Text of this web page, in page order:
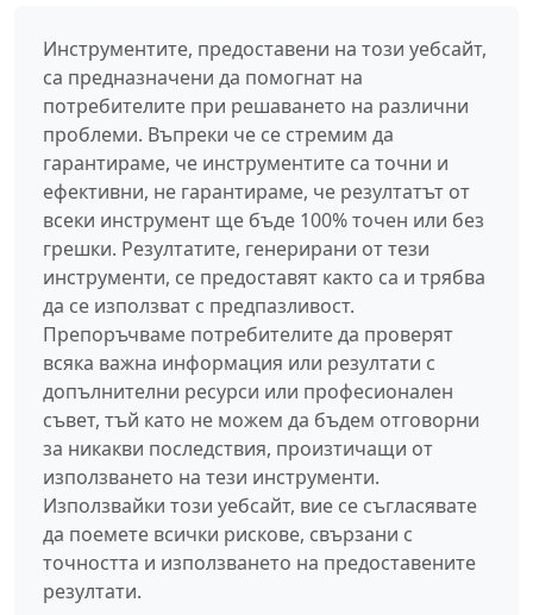
Инструментите, предоставени на този уебсайт,
са предназначени да помогнат на
потребителите при решаването на различни
проблеми. Въпреки че се стремим да
гарантираме, че инструментите са точни и
ефективни, не гарантираме, че резултатът от
всеки инструмент ще бъде 100% точен или без
грешки. Резултатите, генерирани от тези
инструменти, се предоставят както са и трябва
да се използват с предпазливост.
Препоръчваме потребителите да проверят
всяка важна информация или резултати с
допълнителни ресурси или професионален
съвет, тъй като не можем да бъдем отговорни
за никакви последствия, произтичащи от
използването на тези инструменти.
Използвайки този уебсайт, вие се съгласявате
да поемете всички рискове, свързани с
точността и използването на предоставените
резултати.